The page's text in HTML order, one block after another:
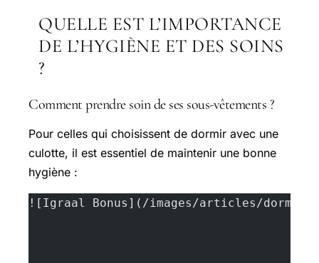
QUELLE EST L’IMPORTANCE
DE L’HYGIÈNE ET DES SOINS
?
Comment prendre soin de ses sous-vêtements ?
Pour celles qui choisissent de dormir avec une
culotte, il est essentiel de maintenir une bonne
hygiène :
![Igraal Bonus](/images/articles/dormir-